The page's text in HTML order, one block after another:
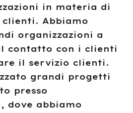
in materia di
Abbiamo
organizzazioni a
contatto con i clienti
il servizio clienti.
grandi progetti
presso
dove abbiamo